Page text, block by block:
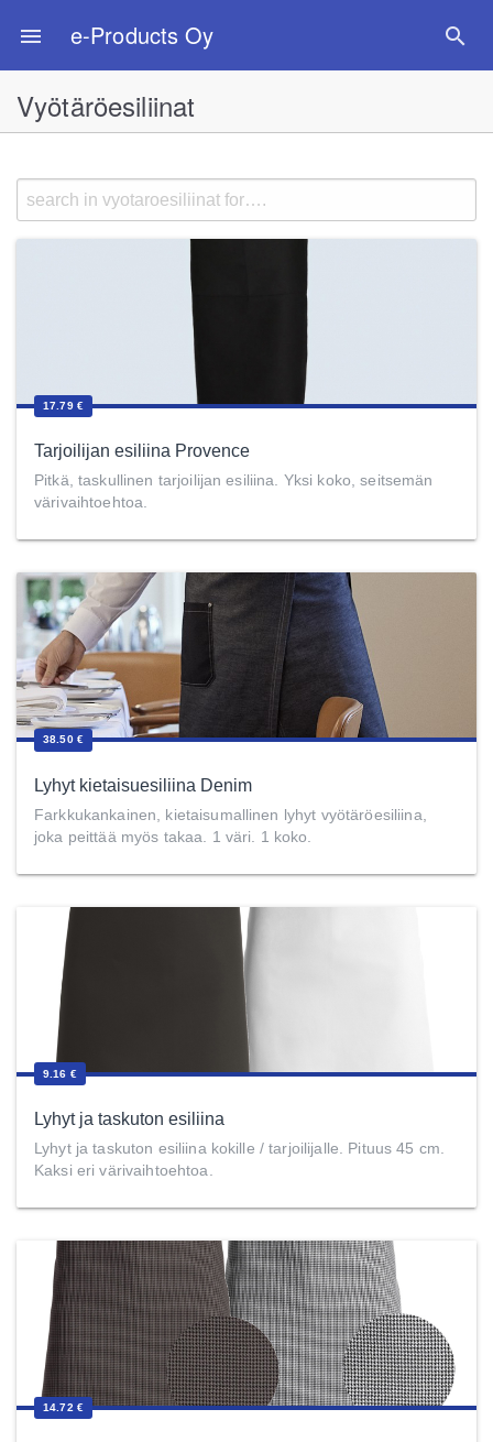
menu e-Products Oy search
Vyötäröesiliinat
17.79 €
Tarjoilijan esiliina Provence
Pitkä, taskullinen tarjoilijan esiliina. Yksi koko, seitsemän
värivaihtoehtoa.
38.50 €
Lyhyt kietaisuesiliina Denim
Farkkukankainen, kietaisumallinen lyhyt vyötäröesiliina,
joka peittää myös takaa. 1 väri. 1 koko.
9.16 €
Lyhyt ja taskuton esiliina
Lyhyt ja taskuton esiliina kokille / tarjoilijalle. Pituus 45 cm.
Kaksi eri värivaihtoehtoa.
14.72 €